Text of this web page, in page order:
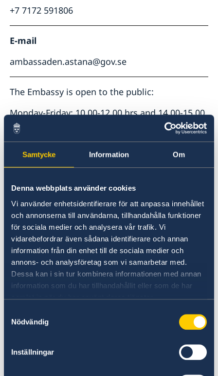
Samtycke Information Om
Denna webbplats använder cookies
Vi använder enhetsidentifierare för att anpassa innehållet
och annonserna till användarna, tillhandahålla funktioner
för sociala medier och analysera vår trafik. Vi
vidarebefordrar även sådana identifierare och annan
information från din enhet till de sociala medier och
annons- och analysföretag som vi samarbetar med.
Dessa kan i sin tur kombinera informationen med annan
information som du har tillhandahållit eller som de har
samlat in när du har använt deras tjänster.
Nödvändig
Inställningar
+7 7172 591806
E-mail
ambassaden.astana@gov.se
The Embassy is open to the public:
Monday-Friday: 10.00-12.00 hrs and 14.00-15.00
hrs.
HOLIDAY LIST 2026
January 1
New Year’s Day
January 2
New Year
March 9
International Women's Day
Nauryz
April 3
Good Day